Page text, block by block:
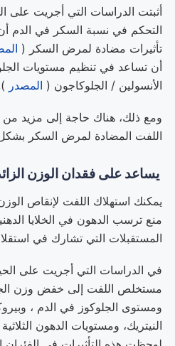
أثبتت الدراسات التي أجريت على
التحكم في نسبة السكر في الدم
تأثيرات مضادة لمرض السكر (
أن تساعد في تنظيم مستويات
الأنسولين / الجلوكاجون ( المصدر
ومع ذلك، هناك حاجة إلى مزيد
اللفت المضادة لمرض السكر
يساعد على فقدان الوزن
يمكنك استهلاك اللفت لإنقاص
منع ترسب الدهون في الخلايا
المستقبلات التي تشارك في
في الدراسات التي أجريت على
مستخلص اللفت إلى خفض وزن
ومستوى الجلوكوز في الدم ،
النيتريك، ومستويات الدهون